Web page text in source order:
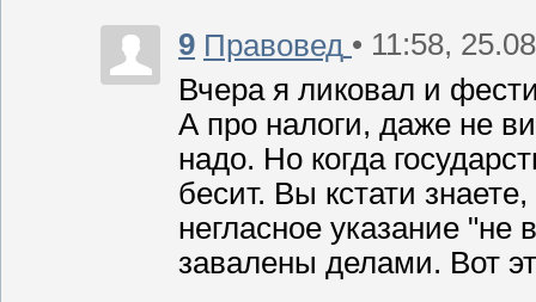
9 Правовед • 11:58,
Вчера я ликовал и
А про налоги, даже не
надо. Но когда
бесит. Вы кстати
негласное указание
завалены делами. Вот